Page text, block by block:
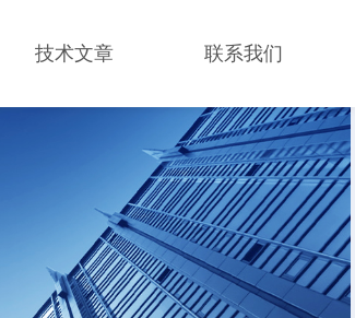
技术文章 联系我们